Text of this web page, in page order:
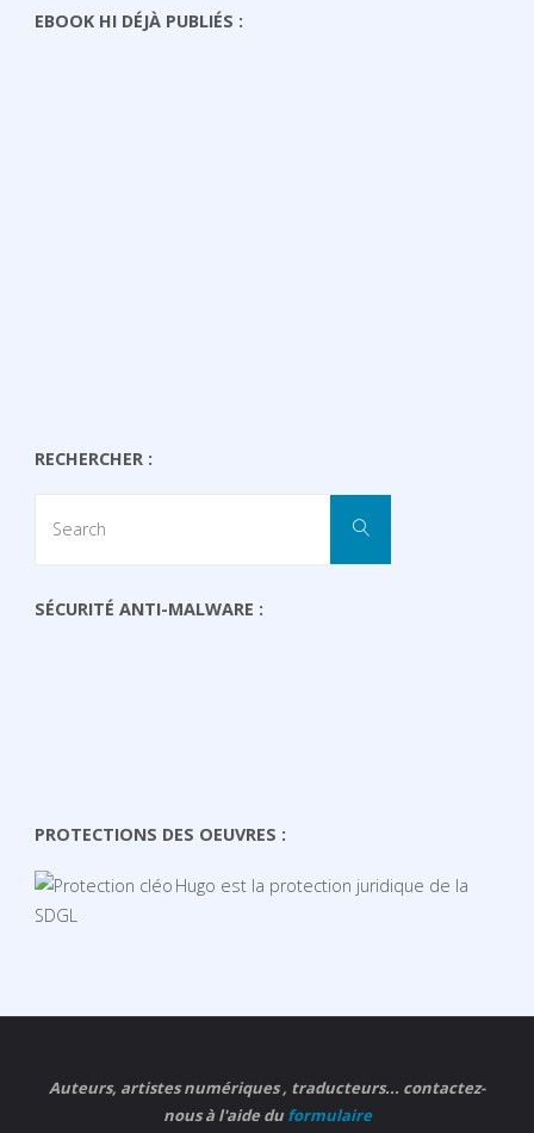
EBOOK HI DÉJÀ PUBLIÉS :
RECHERCHER :
Search
SÉCURITÉ ANTI-MALWARE :
PROTECTIONS DES OEUVRES :
Hugo est la protection juridique de la
SDGL
Auteurs, artistes numériques , traducteurs... contactez-
nous à l'aide du formulaire